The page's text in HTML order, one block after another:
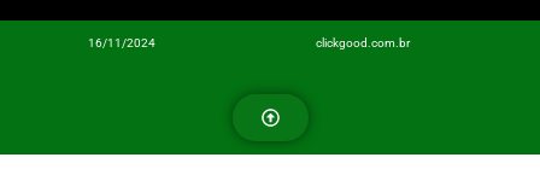
16/11/2024 clickgood.com.br